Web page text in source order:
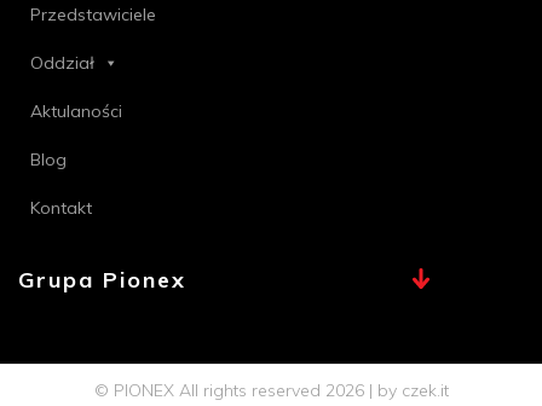
Przedstawiciele
Oddział
Aktulaności
Blog
Kontakt
Grupa Pionex
Chemia Bielsko
Profi PSB© PIONEX All rights reserved 2026 | by czek.it